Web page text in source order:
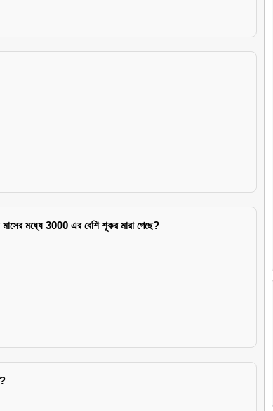
মধ্যে 3000 এর বেশি শূকর মারা গেছে?